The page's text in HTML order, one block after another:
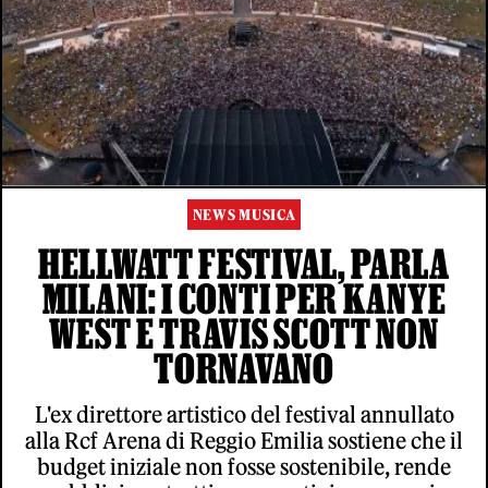
NEWS MUSICA
HELLWATT FESTIVAL, PARLA
MILANI: I CONTI PER KANYE
WEST E TRAVIS SCOTT NON
TORNAVANO
L'ex direttore artistico del festival annullato
alla Rcf Arena di Reggio Emilia sostiene che il
budget iniziale non fosse sostenibile, rende